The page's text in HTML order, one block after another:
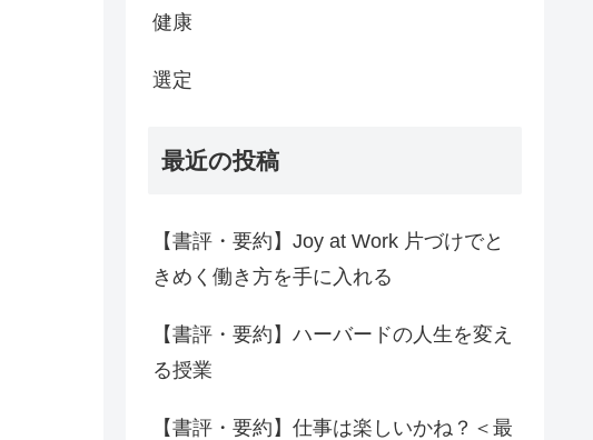
健康
選定
最近の投稿
【書評・要約】Joy at Work 片づけでと
きめく働き方を手に入れる
【書評・要約】ハーバードの人生を変え
る授業
【書評・要約】仕事は楽しいかね？＜最